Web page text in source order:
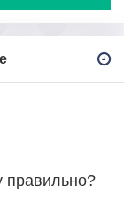
правильно?